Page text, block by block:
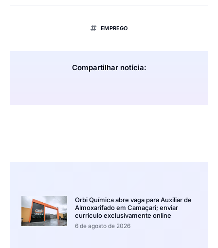
EMPREGO
Compartilhar notícia:
Orbi Química abre vaga para Auxiliar de
Almoxarifado em Camaçari; enviar
currículo exclusivamente online
6 de agosto de 2026